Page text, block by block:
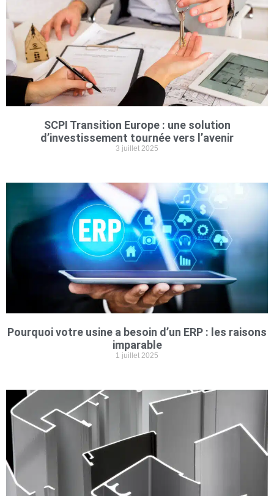
SCPI Transition Europe : une solution
d’investissement tournée vers l’avenir
3 juillet 2025
Pourquoi votre usine a besoin d’un ERP : les raisons
imparable
1 juillet 2025